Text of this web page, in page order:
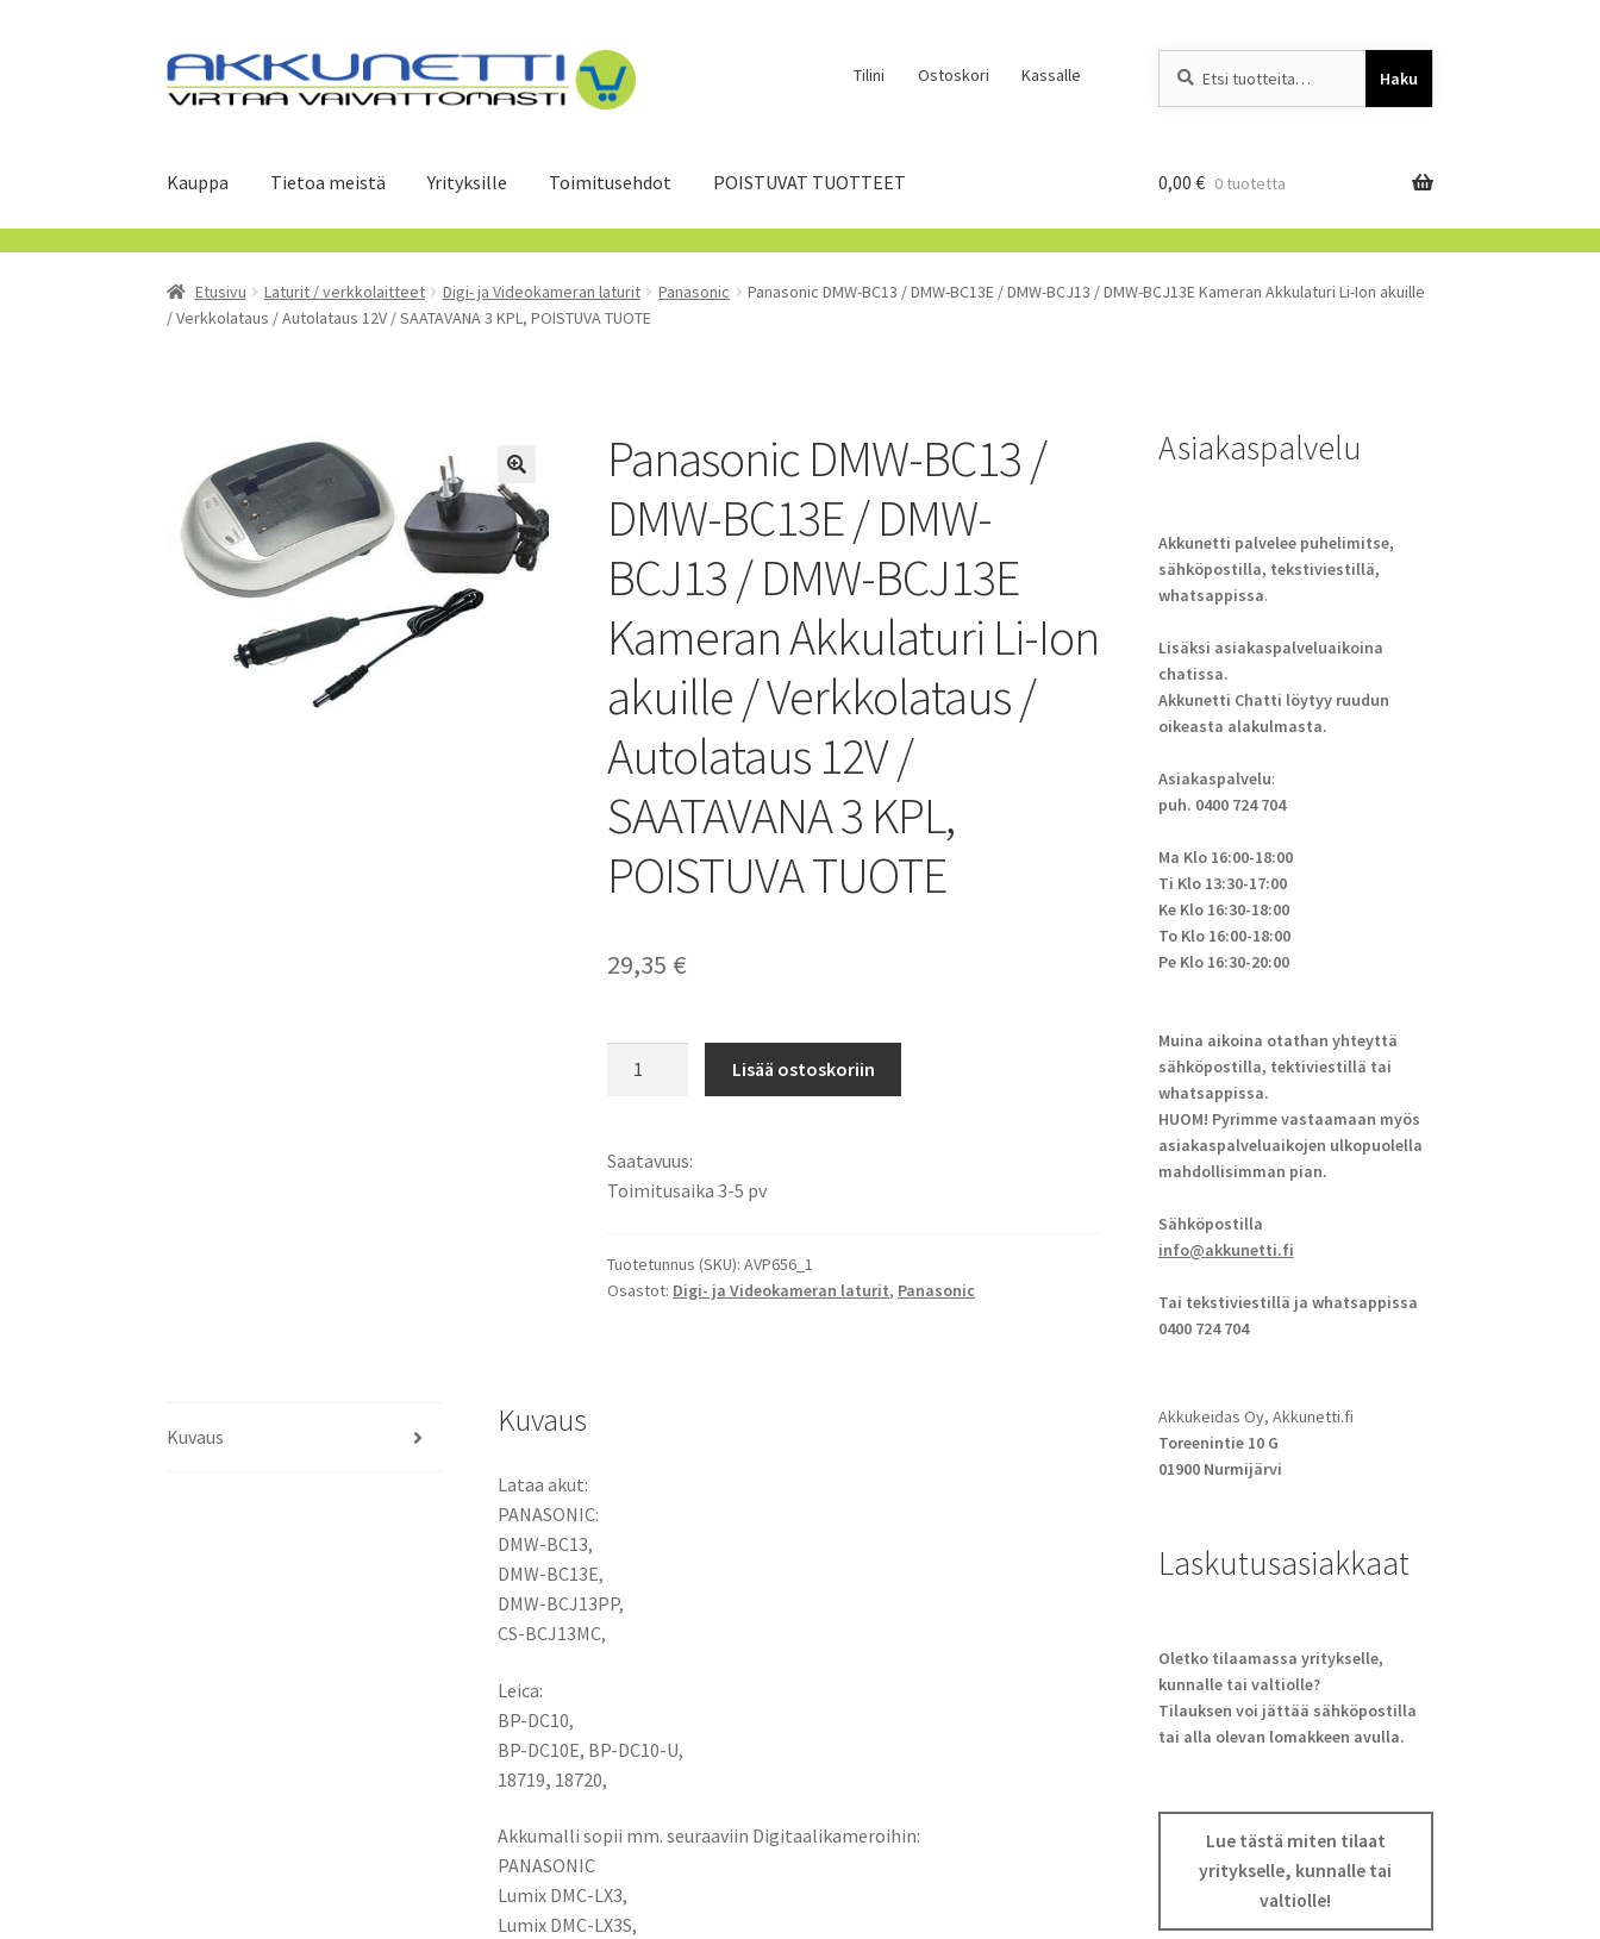
Siirry
navigointiin
Siirry
sisältöön
Tilini Ostoskori Kassalle Haku
Kauppa Tietoa meistä Yrityksille Toimitusehdot POISTUVAT TUOTTEET 0,00 € 0 tuotetta
Etusivu Laturit / verkkolaitteet Digi- ja Videokameran laturit Panasonic
Panasonic DMW-BC13 / DMW-BC13E / DMW-BCJ13 / DMW-BCJ13E Kameran Akkulaturi Li-Ion akuille
/ Verkkolataus / Autolataus 12V / SAATAVANA 3 KPL, POISTUVA TUOTE
Panasonic DMW-BC13 /
DMW-BC13E / DMW-
BCJ13 / DMW-BCJ13E
Kameran Akkulaturi Li-Ion
akuille / Verkkolataus /
Autolataus 12V /
SAATAVANA 3 KPL,
POISTUVA TUOTE
29,35 €
DMW-
BC13E
DMW-
BCJ13
Verkkolataus
SAATAVANA
POISTUVA
määrä
Lisää ostoskoriin
Saatavuus:
Toimitusaika 3-5 pv
Tuotetunnus (SKU):AVP656_1
Osastot: Digi- ja Videokameran laturit, Panasonic
Kuvaus Kuvaus
Lataa akut:
PANASONIC:
DMW-BC13,
DMW-BC13E,
DMW-BCJ13PP,
CS-BCJ13MC,
Leica:
BP-DC10,
BP-DC10E, BP-DC10-U,
18719, 18720,
Akkumalli sopii mm. seuraaviin Digitaalikameroihin:
PANASONIC
Lumix DMC-LX3,
Lumix DMC-LX3S,
Asiakaspalvelu
Akkunetti palvelee puhelimitse,
sähköpostilla, tekstiviestillä,
whatsappissa.
Lisäksi asiakaspalveluaikoina
chatissa.
Akkunetti Chatti löytyy ruudun
oikeasta alakulmasta.
Asiakaspalvelu:
puh. 0400 724 704
Ma Klo 16:00-18:00
Ti Klo 13:30-17:00
Ke Klo 16:30-18:00
To Klo 16:00-18:00
Pe Klo 16:30-20:00
Muina aikoina otathan yhteyttä
sähköpostilla, tektiviestillä tai
whatsappissa.
HUOM! Pyrimme vastaamaan myös
asiakaspalveluaikojen ulkopuolella
mahdollisimman pian.
Sähköpostilla
info@akkunetti.fi
Tai tekstiviestillä ja whatsappissa
0400 724 704
Akkukeidas Oy, Akkunetti.fi
Toreenintie 10 G
01900 Nurmijärvi
Laskutusasiakkaat
Oletko tilaamassa yritykselle,
kunnalle tai valtiolle?
Tilauksen voi jättää sähköpostilla
tai alla olevan lomakkeen avulla.
Lue tästä miten tilaat
yritykselle, kunnalle tai
valtiolle!